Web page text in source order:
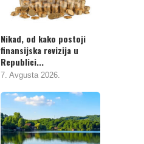
Nikad, od kako postoji
finansijska revizija u
Republici...
7. Avgusta 2026.